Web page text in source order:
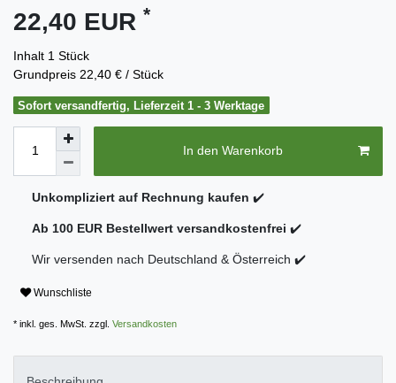
22,40 EUR *
Inhalt 1 Stück
Grundpreis 22,40 € / Stück
Sofort versandfertig, Lieferzeit 1 - 3 Werktage
In den Warenkorb
Unkompliziert auf Rechnung kaufen ✔️
Ab 100 EUR Bestellwert versandkostenfrei ✔️
Wir versenden nach Deutschland & Österreich ✔️
Wunschliste
* inkl. ges. MwSt. zzgl. Versandkosten